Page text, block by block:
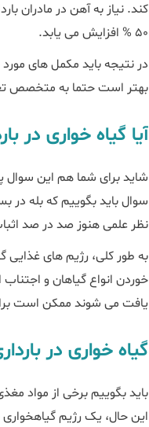
50 % افزايش مى یابد.
در نتیجه باید مکمل های
بهتر است حتما به متخصص
آیا گیاه خواری در
شاید برای شما هم این سوال
سوال باید بگوییم که بله در
نظر علمی هنوز صد در صد
به طور کلی، رژیم های غذایی
خوردن انواع گیاهان و
یافت می شوند ممکن است
گیاه خواری در
باید بگوییم برخی از مواد
این حال، یک رژیم گیاهخواری